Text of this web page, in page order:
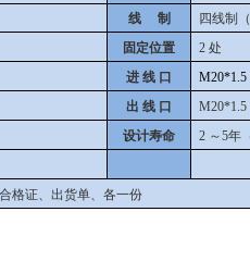
线 制
四线制
固定位置 2 处
进 线 口
M20*1.5
出 线 口
M20*1.5
设计寿命 2 ～5年
格证、出货单、各一份